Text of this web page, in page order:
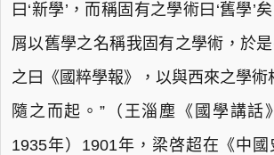
曰‘新學’，而稱固有之學術曰‘舊學’
屑以舊學之名稱我固有之學術，於
之曰《國粹學報》，以與西來之學術
隨之而起。”（王淄塵《國學講話
1935年）1901年，梁啓超在《中國